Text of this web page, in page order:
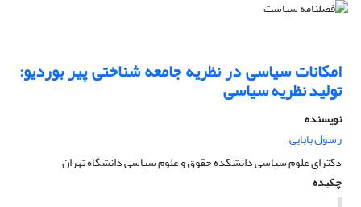
امکانات سیاسی در نظریه جامعه شناختی پیر بوردیو:
تولید نظریه سیاسی
نویسنده
رسول بابایی
دکترای علوم سیاسی دانشکده حقوق و علوم سیاسی دانشگاه تهران
چکیده